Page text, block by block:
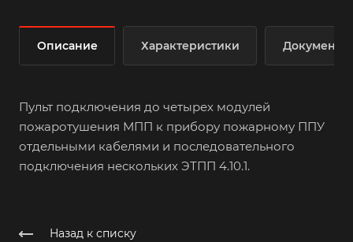
Описание Характеристики Документы
Пульт подключения до четырех модулей
пожаротушения МПП к прибору пожарному ППУ
отдельными кабелями и последовательного
подключения нескольких ЭТПП 4.10.1.
Назад к списку